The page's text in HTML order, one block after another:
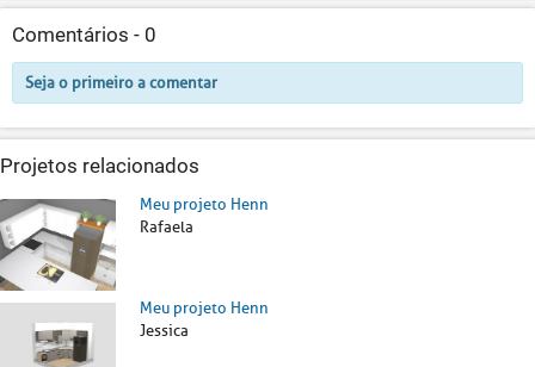
Comentários - 0
Seja o primeiro a comentar
Projetos relacionados
Meu projeto Henn
Rafaela
Meu projeto Henn
Jessica